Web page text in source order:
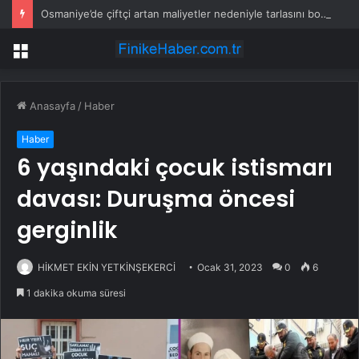
Osmaniye’de çiftçi artan maliyetler nedeniyle tarlasını boş bıraktı
Menü
Anasayfa / Haber
Haber
6 yaşındaki çocuk istismarı
davası: Duruşma öncesi
gerginlik
HİKMET EKİN YETKİNŞEKERCİ Ocak 31, 2023 0 6
1 dakika okuma süresi